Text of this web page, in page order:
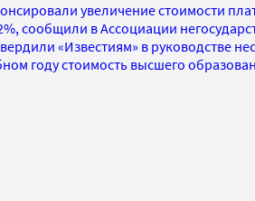
увеличение стоимости
сообщили в Ассоциации
«Известиям» в руководстве
году стоимость высшего